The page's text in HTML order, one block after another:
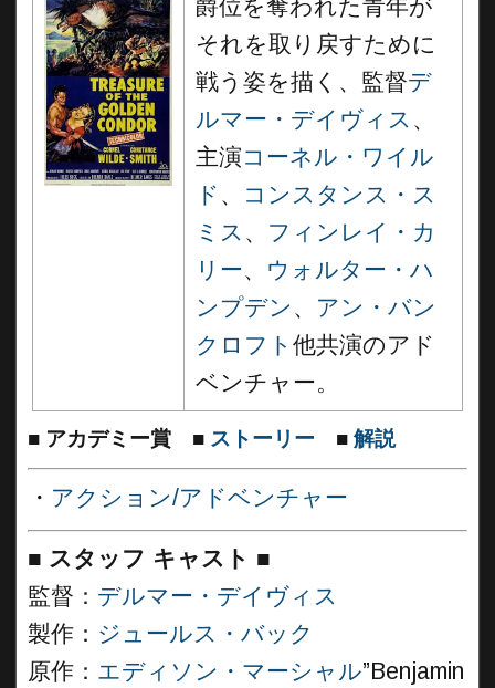
爵位を奪われた青年が
それを取り戻すために
戦う姿を描く、監督デ
ルマー・デイヴィス 、
主演コーネル・ワイル
ド 、
コンスタンス・ス
ミス 、 フィンレイ・カ
リー、 ウォルター・ハ
ンプデン 、 アン・バン
クロフト 他共演のアド
ベンチャー。
■ アカデミー賞 ■ ストーリー ■ 解説
・ アクション/アドベンチャー
■ スタッフ キャスト ■
監督： デルマー・デイヴィス
製作： ジュールス・バック
原作： エディソン・マーシャル”Benjamin